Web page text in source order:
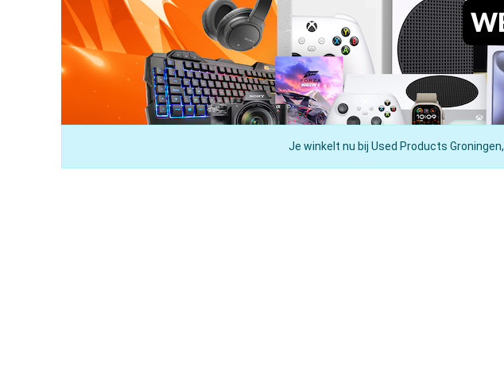
Je winkelt nu bij Used Products